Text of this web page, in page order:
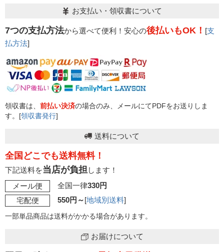
お支払い・領収書について
7つの支払方法から選べて便利！安心の後払いもOK！ [支
払方法]
領収書は、 前払い決済の場合のみ、メールにてPDFをお送りしま
す。[領収書発行]
送料について
全国どこでも送料無料！
下記送料を当店が負担 します！
メール便
全国一律330円
宅配便
550円～[地域別送料]
一部単品商品は送料がかかる場合があります。
お届けについて